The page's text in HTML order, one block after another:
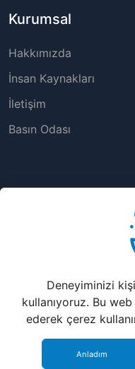
Kurumsal
Hakkımızda
İnsan Kaynakları
İletişim
Basın Odası
Sıkça Sorulan Sorular
Bayilik Sistemi
2026nkolay.website |
Hakları Saklıdır..
Deneyiminizi
kullanıyoruz. Bu
ederek çerez
Anladım